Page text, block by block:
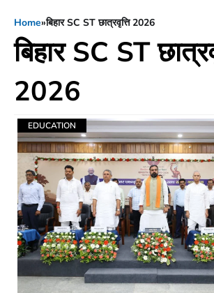
Home»बिहार SC ST छात्रवृत्ति 2026
बिहार SC ST
2026
EDUCATION